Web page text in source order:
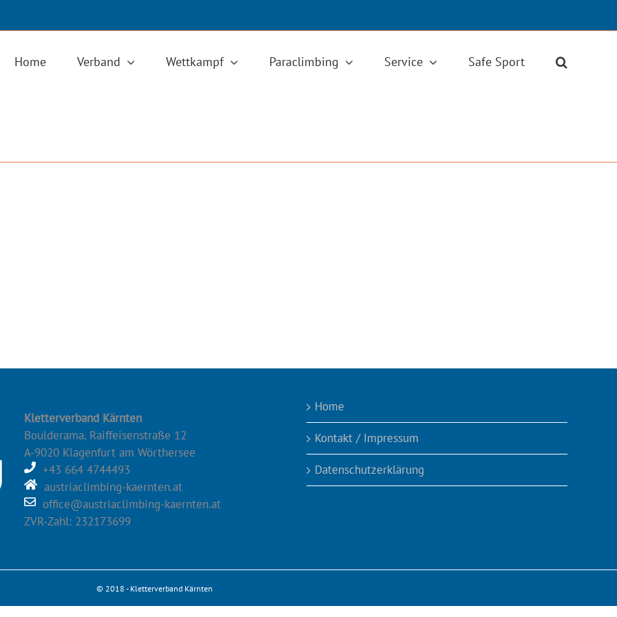
Home Verband Wettkampf Paraclimbing Service Safe Sport
Kletterverband Kärnten
Boulderama, Raiffeisenstraße 12
A-9020 Klagenfurt am Wörthersee
+43 664 4744493
austriaclimbing-kaernten.at
office@austriaclimbing-kaernten.at
ZVR-Zahl: 232173699
Home
Kontakt / Impressum
Datenschutzerklärung
© 2018 - Kletterverband Kärnten